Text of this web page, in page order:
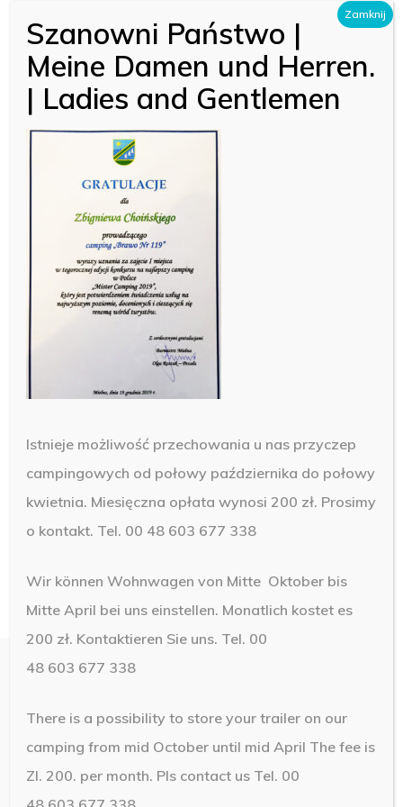
Menu
Close
Szanowni Państwo |
Meine Damen und Herren.
| Ladies and Gentlemen
Istnieje możliwość przechowania u nas przyczep
campingowych od połowy października do połowy
kwietnia. Miesięczna opłata wynosi 200 zł. Prosimy
o kontakt. Tel. 00 48 603 677 338
Wir können Wohnwagen von Mitte Oktober bis
Mitte April bei uns einstellen. Monatlich kostet es
200 zł. Kontaktieren Sie uns. Tel. 00
48 603 677 338
There is a possibility to store your trailer on our
camping from mid October until mid April The fee is
Zl. 200. per month. Pls contact us Tel. 00
Zamknij